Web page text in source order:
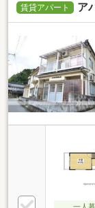
賃貸アパート ア